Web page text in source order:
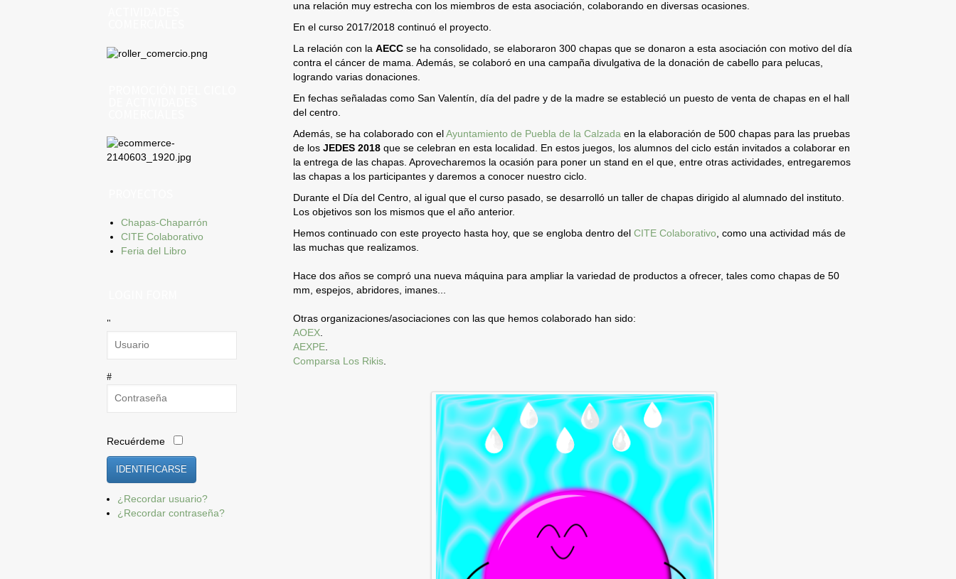
una relación muy estrecha con los miembros de esta asociación, colaborando en diversas ocasiones.
En el curso 2017/2018 continuó el proyecto.
La relación con la AECC se ha consolidado, se elaboraron 300 chapas que se donaron a esta asociación con motivo del día
contra el cáncer de mama. Además, se colaboró en una campaña divulgativa de la donación de cabello para pelucas,
logrando varias donaciones.
En fechas señaladas como San Valentín, día del padre y de la madre se estableció un puesto de venta de chapas en el hall
del centro.
Además, se ha colaborado con el Ayuntamiento de Puebla de la Calzada en la elaboración de 500 chapas para las pruebas
de los JEDES 2018 que se celebran en esta localidad. En estos juegos, los alumnos del ciclo están invitados a colaborar en
la entrega de las chapas. Aprovecharemos la ocasión para poner un stand en el que, entre otras actividades, entregaremos
las chapas a los participantes y daremos a conocer nuestro ciclo.
Durante el Día del Centro, al igual que el curso pasado, se desarrolló un taller de chapas dirigido al alumnado del instituto.
Los objetivos son los mismos que el año anterior.
Hemos continuado con este proyecto hasta hoy, que se engloba dentro del CITE Colaborativo, como una actividad más de
las muchas que realizamos.
Hace dos años se compró una nueva máquina para ampliar la variedad de productos a ofrecer, tales como chapas de 50
mm, espejos, abridores, imanes...
Otras organizaciones/asociaciones con las que hemos colaborado han sido:
AOEX.
AEXPE.
Comparsa Los Rikis.
Chapas-Chaparrón
CITE Colaborativo
Feria del Libro
Recuérdeme
IDENTIFICARSE
¿Recordar usuario?
¿Recordar contraseña?